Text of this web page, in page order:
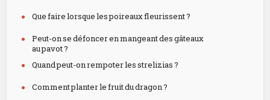
Que faire lorsque les poireaux fleurissent ?
Peut-on se défoncer en mangeant des gâteaux
au pavot ?
Quand peut-on rempoter les strelizias ?
Comment planter le fruit du dragon ?